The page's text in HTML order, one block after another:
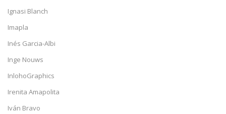
Ignasi Blanch
Imapla
Inés Garcia-Albi
Inge Nouws
InlohoGraphics
Irenita Amapolita
Iván Bravo